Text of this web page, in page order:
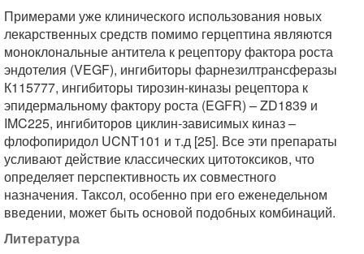
Примерами уже клинического использования новых
лекарственных средств помимо герцептина являются
моноклональные антитела к рецептору фактора роста
эндотелия (VEGF), ингибиторы фарнезилтрансферазы
К115777, ингибиторы тирозин-киназы рецептора к
эпидермальному фактору роста (EGFR) – ZD1839 и
IMC225, ингибиторов циклин-зависимых киназ –
флофопиридол UCNТ101 и т.д [25]. Все эти препараты
усливают действие классических цитотоксиков, что
определяет перспективность их совместного
назначения. Таксол, особенно при его еженедельном
введении, может быть основой подобных комбинаций.
Литература